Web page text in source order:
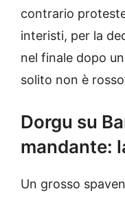
contrario
interisti, per la
nel finale dopo
solito non è
Dorgu su
mandante:
Un grosso